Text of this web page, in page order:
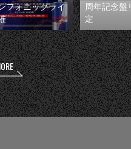
フォニックライ
周年記念盤
定